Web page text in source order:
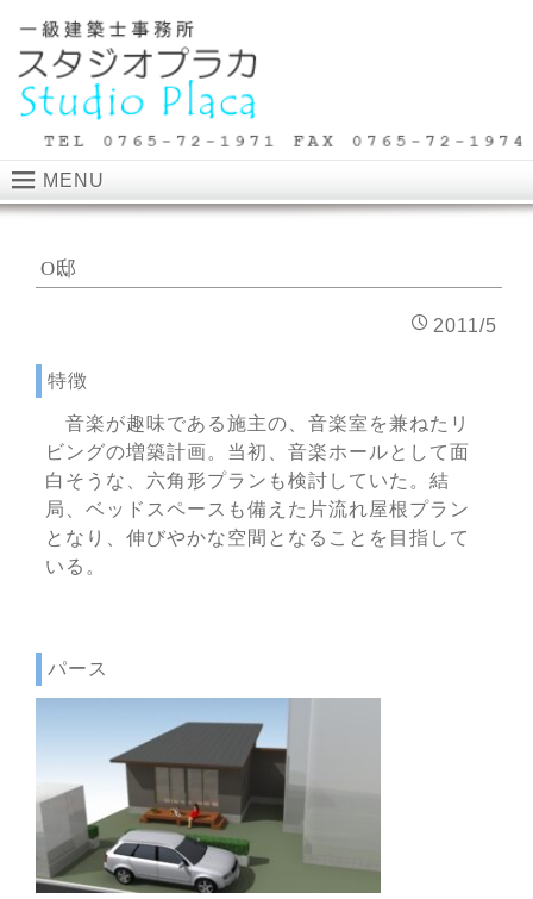
MENU
O邸
2011/5
特徴
音楽が趣味である施主の、音楽室を兼ねたリ
ビングの増築計画。当初、音楽ホールとして面
白そうな、六角形プランも検討していた。結
局、ベッドスペースも備えた片流れ屋根プラン
となり、伸びやかな空間となることを目指して
いる。
パース